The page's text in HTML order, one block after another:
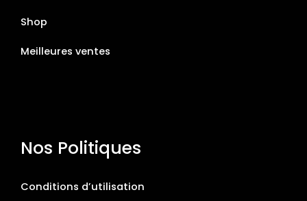
Shop
Meilleures ventes
Nos Politiques
Conditions d’utilisation